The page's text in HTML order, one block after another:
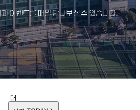
이벤트를 매일 만나보실 수 있습니다.
대
학